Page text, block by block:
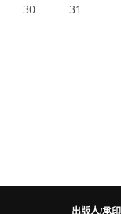
30 31
出版人/承